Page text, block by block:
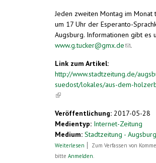
Jeden zweiten Montag im Monat
um 17 Uhr der Esperanto-
Augsburg. Informationen gibt es
www.g.tucker@gmx.de(link
.
Link zum Artikel:
http://www.stadtzeitung.de/
suedost/lokales/aus-dem-
(link is external)
Veröffentlichung: 2017-05-28
Medientyp: Internet-Zeitung
Medium: Stadtzeitung - Augsburg
Weiterlesen über Esperanto-Sprachklub-
Zum Verfassen von
bitte Anmelden